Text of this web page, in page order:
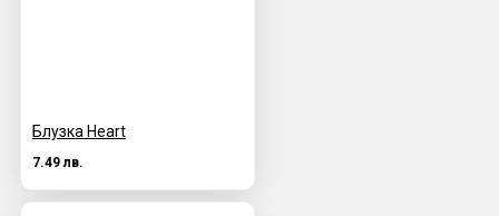
Блузка Heart
7.49 лв.